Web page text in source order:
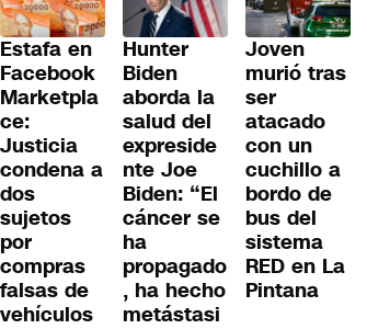
Estafa en
Facebook
Marketpla
ce:
Justicia
condena a
dos
sujetos
por
compras
falsas de
vehículos
Hunter
Biden
aborda la
salud del
expreside
nte Joe
Biden: “El
cáncer se
ha
propagado
, ha hecho
metástasi
Joven
murió tras
ser
atacado
con un
cuchillo a
bordo de
bus del
sistema
RED en La
Pintana